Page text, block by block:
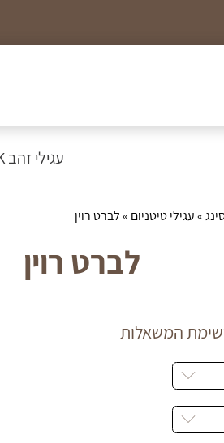
עגילי זהב 14K
»עגילי טיטניום » לברט רוין
לברט רוין
המשאלות